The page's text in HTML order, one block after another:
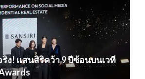
ง! แสนสิริคว้า 9 ปีซ้อนบนเวที